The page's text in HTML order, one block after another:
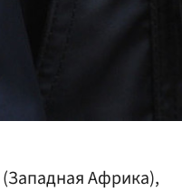
(Западная Африка),